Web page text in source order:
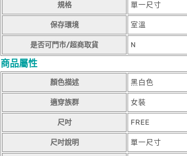
規格 單一尺寸
保存環境 室溫
是否可門市/超商取貨 N
商品屬性
顏色描述 黑白色
適穿族群 女裝
尺吋 FREE
尺吋說明 單一尺寸